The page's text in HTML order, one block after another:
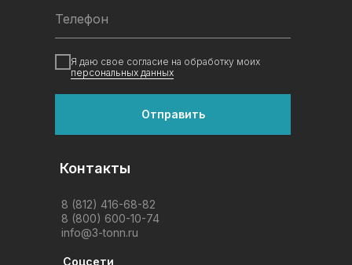
info@3-tonn.ru
8 (800) 600-10-74
8 (812) 416-68-82
Контакты
Соцсети
Телефон
Я даю свое согласие на обработку моих
персональных данных
Отправить